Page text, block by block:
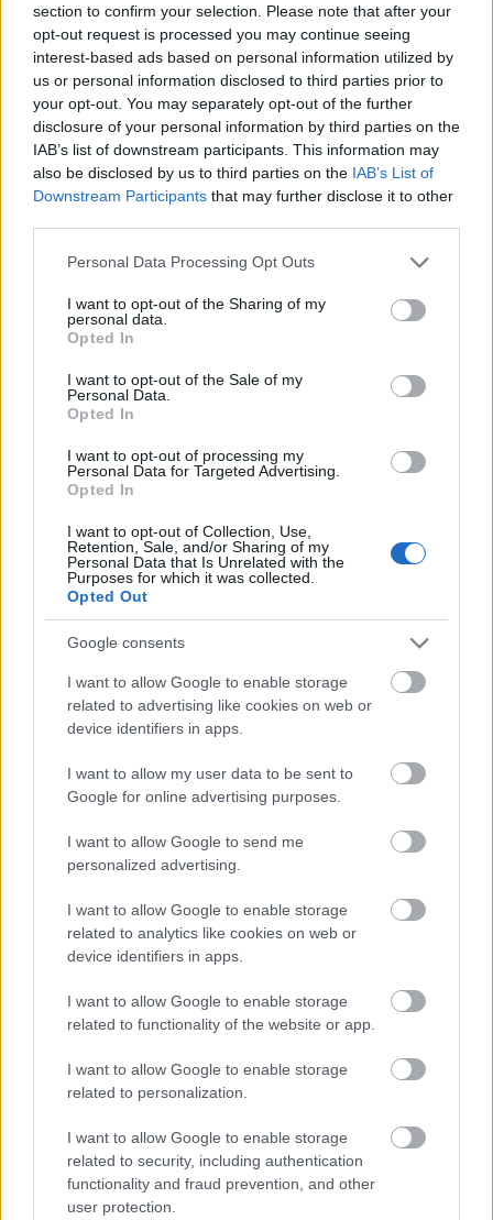
section to confirm your selection. Please note that after your
opt-out request is processed you may continue seeing
interest-based ads based on personal information utilized by
us or personal information disclosed to third parties prior to
your opt-out. You may separately opt-out of the further
disclosure of your personal information by third parties on the
IAB’s list of downstream participants. This information may
also be disclosed by us to third parties on the IAB’s List of
Downstream Participants that may further disclose it to other
Please note that this website/app uses one or more Google
not limited to your visit or usage behaviour. You may click to
grant or deny consent to Google and its third-party tags to
use your data for below specified purposes in below Google
consent section.
Personal Data Processing Opt Outs
I want to opt-out of the Sharing of my
personal data.
Opted In
I want to opt-out of the Sale of my
Personal Data.
Opted In
I want to opt-out of processing my
Personal Data for Targeted Advertising.
Opted In
I want to opt-out of Collection, Use,
Retention, Sale, and/or Sharing of my
Personal Data that Is Unrelated with the
Purposes for which it was collected.
Opted Out
Google consents
I want to allow Google to enable storage
related to advertising like cookies on web or
device identifiers in apps.
I want to allow my user data to be sent to
Google for online advertising purposes.
I want to allow Google to send me
personalized advertising.
I want to allow Google to enable storage
related to analytics like cookies on web or
device identifiers in apps.
I want to allow Google to enable storage
related to functionality of the website or app.
I want to allow Google to enable storage
related to personalization.
I want to allow Google to enable storage
related to security, including authentication
functionality and fraud prevention, and other
user protection.